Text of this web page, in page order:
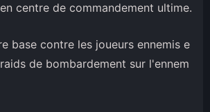
centre de commandement ultime.
base contre les joueurs ennemis e
de bombardement sur l'ennem